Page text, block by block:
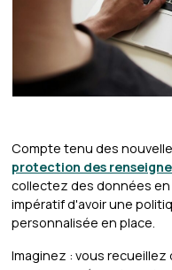
Compte tenu des
protection des
collectez des données
impératif d'avoir une
personnalisée en place.
Imaginez : vous